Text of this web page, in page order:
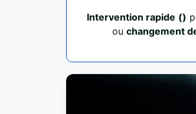
Intervention rapide ()
ou changement